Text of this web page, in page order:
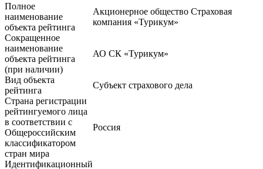
Полное
наименование
объекта рейтинга
Акционерное общество Страховая
компания «Турикум»
Сокращенное
наименование
объекта рейтинга
(при наличии)
АО СК «Турикум»
Вид объекта
рейтинга
Субъект страхового дела
Страна регистрации
рейтингуемого лица
в соответствии с
Общероссийским
классификатором
стран мира
Россия
Идентификационный